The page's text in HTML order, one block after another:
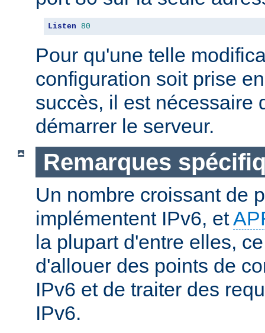
Listen 80
Pour qu'une telle
configuration soit prise
succès, il est nécessaire
démarrer le serveur.
Remarques
Un nombre croissant de
implémentent IPv6, et
la plupart d'entre elles,
d'allouer des points de
IPv6 et de traiter des
IPv6.